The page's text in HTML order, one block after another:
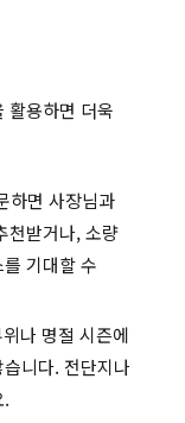
활용하면 더욱
하면 사장님과
천받거나, 소량
기대할 수
나 명절 시즌에
니다. 전단지나
.